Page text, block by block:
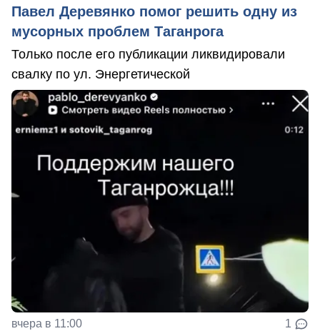
Павел Деревянко помог решить одну из
мусорных проблем Таганрога
Только после его публикации ликвидировали
свалку по ул. Энергетической
вчера в 11:00 1